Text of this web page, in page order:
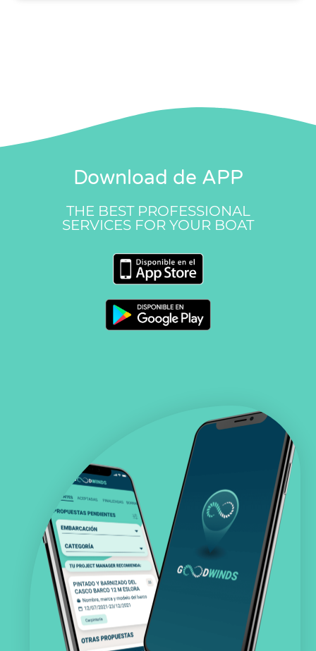
Download de APP
THE BEST PROFESSIONAL
SERVICES FOR YOUR BOAT